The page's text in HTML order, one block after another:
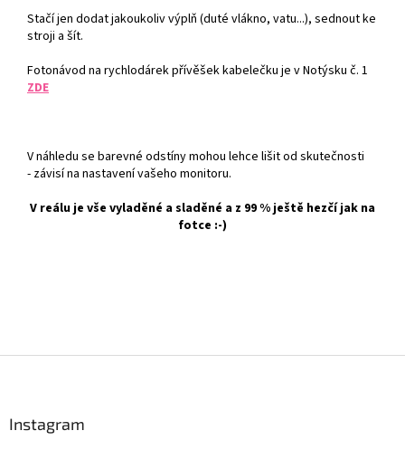
Stačí jen dodat jakoukoliv výplň (duté vlákno, vatu...), sednout ke
stroji a šít.
Fotonávod na rychlodárek přívěšek kabelečku je v Notýsku č. 1
ZDE
V náhledu se barevné odstíny mohou lehce lišit od skutečnosti
- závisí na nastavení vašeho monitoru.
V reálu je vše vyladěné a sladěné a z 99 % ještě hezčí jak na
fotce :-)
Instagram